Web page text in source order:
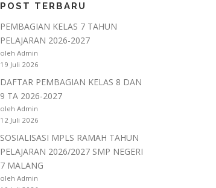
POST TERBARU
PEMBAGIAN KELAS 7 TAHUN
PELAJARAN 2026-2027
oleh Admin
19 Juli 2026
DAFTAR PEMBAGIAN KELAS 8 DAN
9 TA 2026-2027
oleh Admin
12 Juli 2026
SOSIALISASI MPLS RAMAH TAHUN
PELAJARAN 2026/2027 SMP NEGERI
7 MALANG
oleh Admin